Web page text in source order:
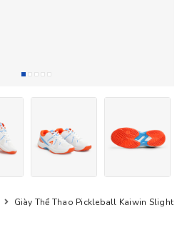
Giày Thể Thao Pickleball Kaiwin Slight